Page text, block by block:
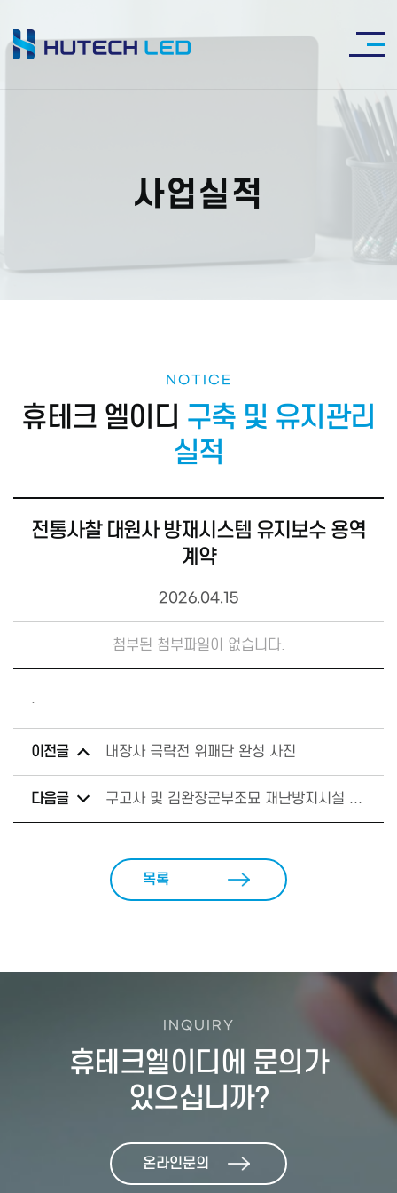
사업실적
NOTICE
휴테크 엘이디 구축 및 유지관리
실적
전통사찰 대원사 방재시스템 유지보수 용역
계약
2026.04.15
첨부된 첨부파일이 없습니다.
.
이전글 내장사 극락전 위패단 완성 사진
다음글 구고사 및 김완장군부조묘 재난방지시설 구축사업(소방) 계약
목록
INQUIRY
휴테크엘이디에 문의가
있으십니까?
온라인문의